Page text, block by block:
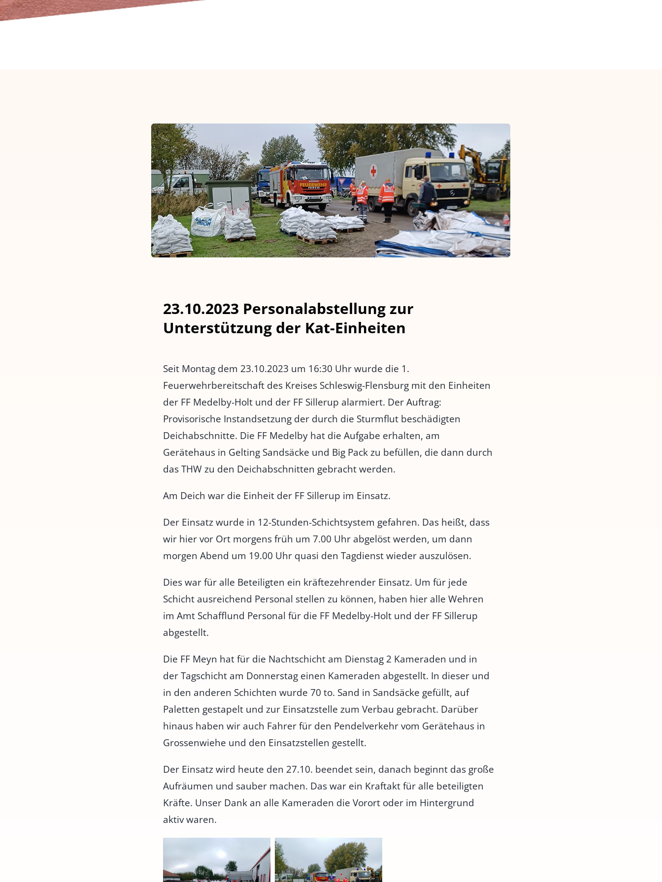
23.10.2023 Personalabstellung zur
Unterstützung der Kat-Einheiten
Seit Montag dem 23.10.2023 um 16:30 Uhr wurde die 1.
Feuerwehrbereitschaft des Kreises Schleswig-Flensburg mit den Einheiten
der FF Medelby-Holt und der FF Sillerup alarmiert. Der Auftrag:
Provisorische Instandsetzung der durch die Sturmflut beschädigten
Deichabschnitte. Die FF Medelby hat die Aufgabe erhalten, am
Gerätehaus in Gelting Sandsäcke und Big Pack zu befüllen, die dann durch
das THW zu den Deichabschnitten gebracht werden.
Am Deich war die Einheit der FF Sillerup im Einsatz.
Der Einsatz wurde in 12-Stunden-Schichtsystem gefahren. Das heißt, dass
wir hier vor Ort morgens früh um 7.00 Uhr abgelöst werden, um dann
morgen Abend um 19.00 Uhr quasi den Tagdienst wieder auszulösen.
Dies war für alle Beteiligten ein kräftezehrender Einsatz. Um für jede
Schicht ausreichend Personal stellen zu können, haben hier alle Wehren
im Amt Schafflund Personal für die FF Medelby-Holt und der FF Sillerup
abgestellt.
Die FF Meyn hat für die Nachtschicht am Dienstag 2 Kameraden und in
der Tagschicht am Donnerstag einen Kameraden abgestellt. In dieser und
in den anderen Schichten wurde 70 to. Sand in Sandsäcke gefüllt, auf
Paletten gestapelt und zur Einsatzstelle zum Verbau gebracht. Darüber
hinaus haben wir auch Fahrer für den Pendelverkehr vom Gerätehaus in
Grossenwiehe und den Einsatzstellen gestellt.
Der Einsatz wird heute den 27.10. beendet sein, danach beginnt das große
Aufräumen und sauber machen. Das war ein Kraftakt für alle beteiligten
Kräfte. Unser Dank an alle Kameraden die Vorort oder im Hintergrund
aktiv waren.